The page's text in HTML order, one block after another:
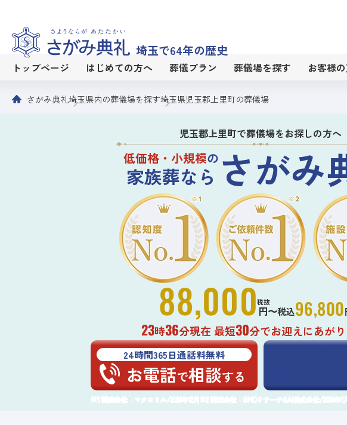
埼玉で64年の歴史
トップページ はじめての方へ 葬儀プラン 葬儀場を探す お客様
さがみ典礼埼玉県内の葬儀場を探す埼玉県児玉郡上里町の葬儀場
児玉郡上里町で葬儀場をお探しの方へ
低価格・小規模の
家族葬なら さがみ
88,000税抜
円〜税込96,800
23時36分現在 最短30分でお迎えにあが
24時間365日通話料無料
お電話で相談する
葬儀プランが
調査会社：マクロミル/2024年12月 調査会社：GMOリサーチ&AI株式会社/2024年1